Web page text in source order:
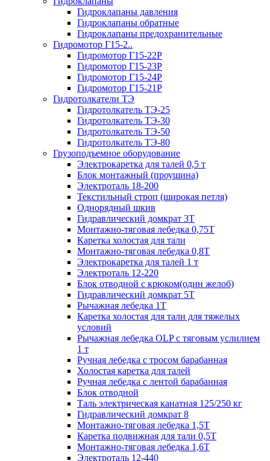
Гидроклапаны давления
Гидроклапаны обратные
Гидроклапаны предохранительные
Гидромотор Г15-2..
Гидромотор Г15-22Р
Гидромотор Г15-23Р
Гидромотор Г15-24Р
Гидромотор Г15-21Р
Гидротолкатели ТЭ
Гидротолкатель ТЭ-25
Гидротолкатель ТЭ-30
Гидротолкатель ТЭ-50
Гидротолкатель ТЭ-80
Грузоподъемное оборудование
Электрокаретка для талей 0,5 т
Блок монтажный (проушина)
Электроталь 18-200
Текстильный строп (широкая петля)
Однорядный шкив
Гидравлический домкрат 3T
Монтажно-тяговая лебедка 0,75Т
Каретка холостая для тали
Монтажно-тяговая лебедка 0,8Т
Электрокаретка для талей 1 т
Электроталь 12-220
Блок отводной с крюком(один желоб)
Гидравлический домкрат 5T
Рычажная лебедка 1Т
Каретка холостая для тали для тяжелых
условий
Рычажная лебедка OLP с тяговым услилием
1 т
Ручная лебедка с тросом барабанная
Холостая каретка для талей
Ручная лебедка с лентой барабанная
Блок отводной
Таль электрическая канатная 125/250 кг
Гидравлический домкрат 8
Монтажно-тяговая лебедка 1,5Т
Каретка подвижная для тали 0,5Т
Монтажно-тяговая лебедка 1,6Т
Электроталь 12-440